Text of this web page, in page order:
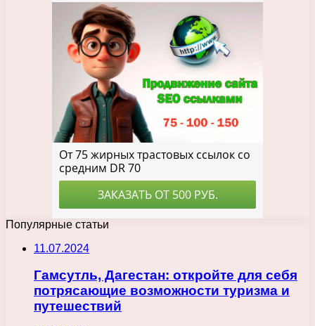
Популярные статьи
11.07.2024
Гамсутль, Дагестан: откройте для себя
потрясающие возможности туризма и
путешествий